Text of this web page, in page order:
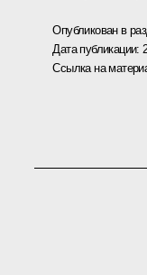
Опубликован в
Дата публикации:
Ссылка на